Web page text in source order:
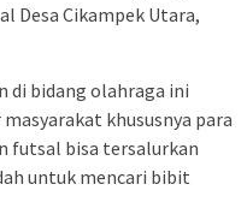
Desa Cikampek Utara,
di bidang olahraga ini
khususnya para
futsal bisa tersalurkan
untuk mencari bibit